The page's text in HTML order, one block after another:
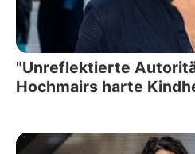
"Unreflektierte
Hochmairs harte